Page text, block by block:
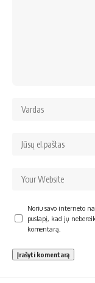
Noriu savo interneto
puslapį, kad jų
komentarą.